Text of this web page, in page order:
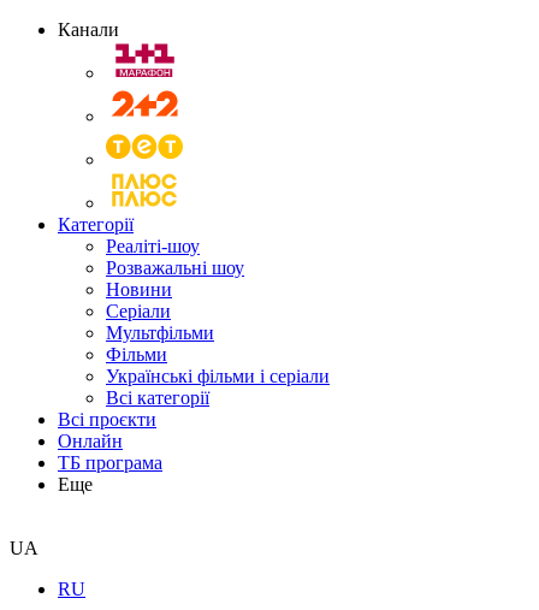
Канали
Категорії
Реаліті-шоу
Розважальні шоу
Новини
Серіали
Мультфільми
Фільми
Українські фільми і серіали
Всі категорії
Всі проєкти
Онлайн
ТБ програма
Еще
UA
RU